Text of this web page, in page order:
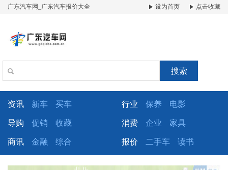
广东汽车网_广东汽车报价大全 设为首页 点击收藏
搜索
资讯 新车 买车 行业 保养 电影
导购 促销 收藏 消费 企业 家具
商讯 金融 综合 报价 二手车 读书